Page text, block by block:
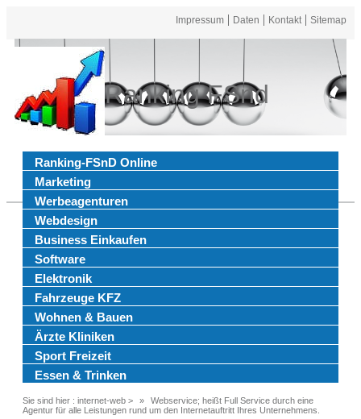
Impressum Daten Kontakt Sitemap
Ranking FSnd
Ranking-FSnD Online
Marketing
Werbeagenturen
Webdesign
Business Einkaufen
Software
Elektronik
Fahrzeuge KFZ
Wohnen & Bauen
Ärzte Kliniken
Sport Freizeit
Essen & Trinken
Sie sind hier : internet-web >
Webservice; heißt Full Service durch eine
Agentur für alle Leistungen rund um den Internetauftritt Ihres Unternehmens.